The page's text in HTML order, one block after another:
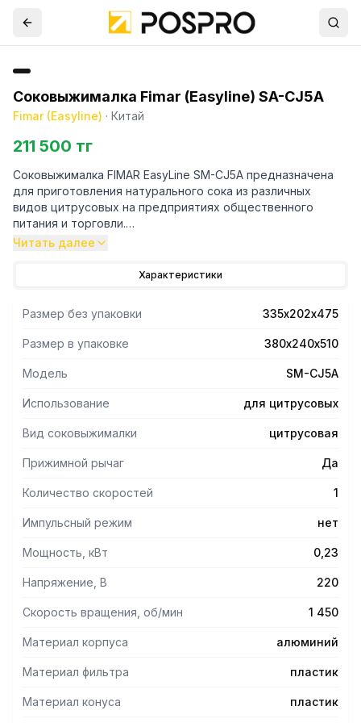
Соковыжималка Fimar (Easyline) SA-CJ5A
Fimar (Easyline) · Китай
211 500 тг
Соковыжималка FIMAR EasyLine SM-CJ5A предназначена
для приготовления натурального сока из различных
видов цитрусовых на предприятиях общественного
питания и торговли.
Благодаря своим размерам она может устанавливаться
приготовить восхитительный свежий фреш на глазах у
Читать далее
Характеристики
Размер без упаковки 335х202х475
Размер в упаковке 380х240х510
Модель SM-CJ5A
Использование для цитрусовых
Вид соковыжималки цитрусовая
Прижимной рычаг Да
Количество скоростей 1
Импульсный режим нет
Мощность, кВт 0,23
Напряжение, В 220
Скорость вращения, об/мин 1 450
Материал корпуса алюминий
Материал фильтра пластик
Материал конуса пластик